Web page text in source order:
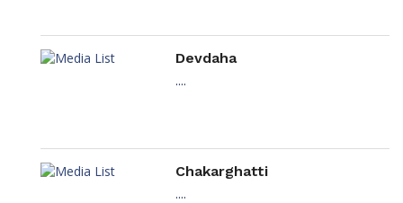
Devdaha
....
Chakarghatti
....